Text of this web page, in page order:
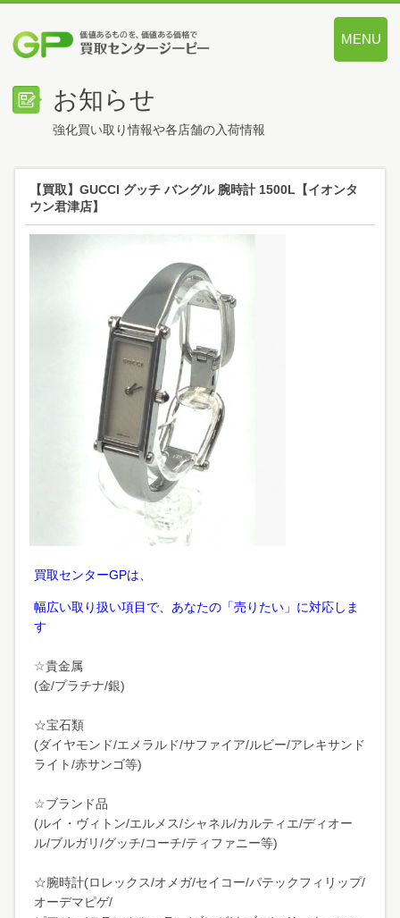
MENU
お知らせ
強化買い取り情報や各店舗の入荷情報
【買取】GUCCI グッチ バングル 腕時計 1500L【イオンタ
ウン君津店】
買取センターGPは、
幅広い取り扱い項目で、あなたの「売りたい」に対応しま
す
☆貴金属
(金/プラチナ/銀)
☆宝石類
(ダイヤモンド/エメラルド/サファイア/ルビー/アレキサンド
ライト/赤サンゴ等)
☆ブランド品
(ルイ・ヴィトン/エルメス/シャネル/カルティエ/ディオー
ル/ブルガリ/グッチ/コーチ/ティファニー等)
☆腕時計(ロレックス/オメガ/セイコー/パテックフィリップ/
オーデマピゲ/